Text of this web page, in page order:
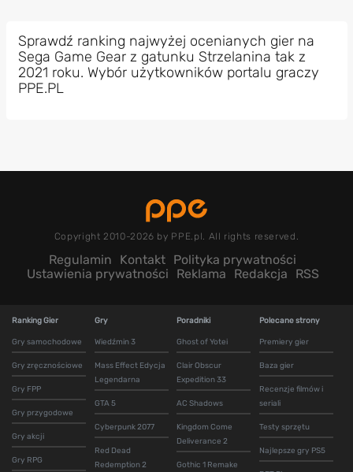
Sprawdź ranking najwyżej ocenianych gier na
Sega Game Gear z gatunku Strzelanina tak z
2021 roku. Wybór użytkowników portalu graczy
PPE.PL
Copyright 2010-2026 by PPE.pl. All rights reserved.
Regulamin Kontakt Polityka prywatności
Ustawienia prywatności
Reklama Redakcja RSS
Ranking Gier
Gry samochodowe
Gry zręcznościowe
Gry FPP
Gry przygodowe
Gry akcji
Gry RPG
Gry
Wiedźmin 3
Mass Effect Edycja
Legendarna
GTA 5
Cyberpunk 2077
Red Dead
Redemption 2
Poradniki
Ghost of Yotei
Clair Obscur
Expedition 33
AC Shadows
Kingdom Come
Deliverance 2
Gothic 1 Remake
Polecane strony
Premiery gier
Baza gier
Recenzje filmów i
seriali
Testy sprzętu
Najlepsze gry PS5